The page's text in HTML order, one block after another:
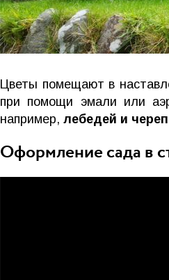
Цветы помещают в
при помощи эмали или
например, лебедей и
Оформление сада в